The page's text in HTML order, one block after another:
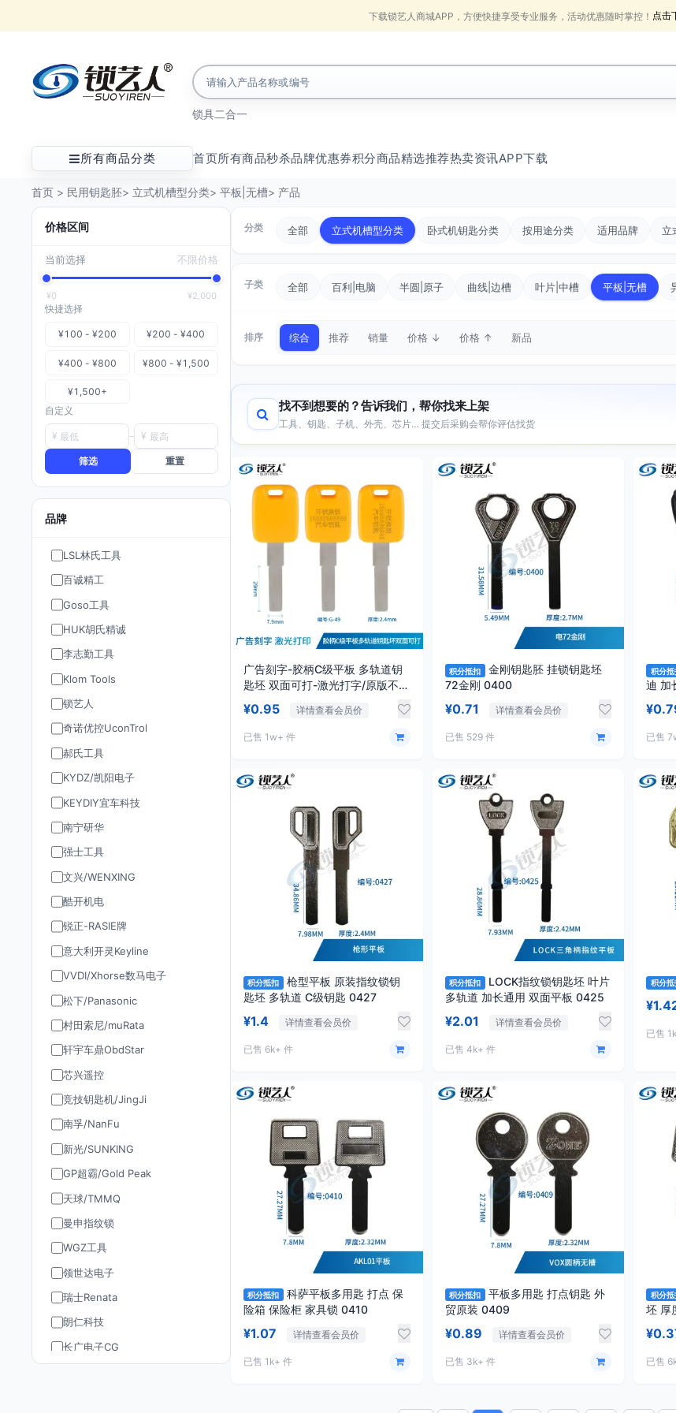
下载锁艺人商城APP，方便快捷享受专业服务，活动优惠随时掌控！ 点击
锁具二合一
所有商品分类 首页所有商品秒杀品牌优惠券积分商品精选推荐热卖资讯APP下载
首页 > 民用钥匙胚> 立式机槽型分类> 平板|无槽> 产品
价格区间
当前选择 不限价格
¥0 ¥2,000
快捷选择
¥100 - ¥200 ¥200 - ¥400
¥400 - ¥800 ¥800 - ¥1,500
¥1,500+
自定义
¥ ¥
筛选 重置
品牌
LSL林氏工具
百诚精工
Goso工具
HUK胡氏精诚
李志勤工具
Klom Tools
锁艺人
奇诺优控UconTrol
郝氏工具
KYDZ/凯阳电子
KEYDIY宜车科技
南宁研华
强士工具
文兴/WENXING
酷开机电
锐正-RASIE牌
意大利开灵Keyline
VVDI/Xhorse数马电子
松下/Panasonic
村田索尼/muRata
轩宇车鼎ObdStar
芯兴遥控
竞技钥匙机/JingJi
南孚/NanFu
新光/SUNKING
GP超霸/Gold Peak
天球/TMMQ
曼申指纹锁
WGZ工具
领世达电子
瑞士Renata
朗仁科技
长广电子CG
分类 全部 立式机槽型分类 卧式机钥匙分类 按用途分类 适用品牌 立
子类 全部 百利|电脑 半圆|原子 曲线|边槽 叶片|中槽 平板|无槽
排序 综合 推荐 销量 价格 ↓ 价格 ↑ 新品
找不到想要的？告诉我们，帮你找来上架
工具、钥匙、子机、外壳、芯片… 提交后采购会帮你评估找货
广告刻字-胶柄C级平板 多轨道钥
匙坯 双面可打-激光打字/原版不打
¥0.95 详情查看会员价
已售 1w+ 件
积分抵扣
金刚钥匙胚 挂锁钥匙坯
72金刚 0400
¥0.71 详情查看会员价
已售 529 件
积分抵
已售
积分抵扣
枪型平板 原装指纹锁钥
匙坯 多轨道 C级钥匙 0427
¥1.4 详情查看会员价
已售 6k+ 件
积分抵扣
LOCK指纹锁钥匙坯 叶片
多轨道 加长通用 双面平板 0425
¥2.01 详情查看会员价
已售 4k+ 件
积分抵
已售
积分抵扣
科萨平板多用匙 打点 保
险箱 保险柜 家具锁 0410
¥1.07 详情查看会员价
已售 1k+ 件
积分抵扣
平板多用匙 打点钥匙 外
贸原装 0409
¥0.89 详情查看会员价
已售 3k+ 件
积分抵
已售